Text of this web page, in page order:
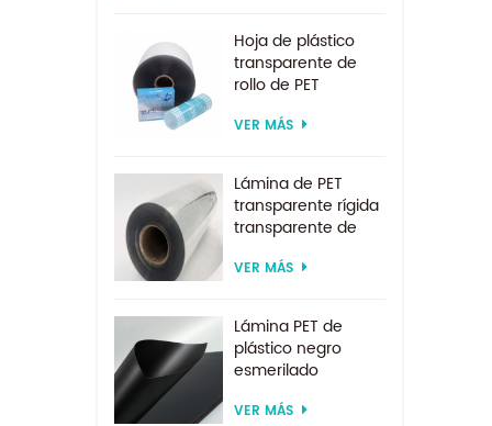
Hoja de plástico
transparente de
rollo de PET
encargo de
de fábrica para
formación al vacío
VER MÁS
Lámina de PET
transparente rígida
transparente de
formación al vacío
VER MÁS
Lámina PET de
plástico negro
esmerilado
tamaño
VER MÁS